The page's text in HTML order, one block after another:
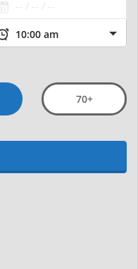
70+